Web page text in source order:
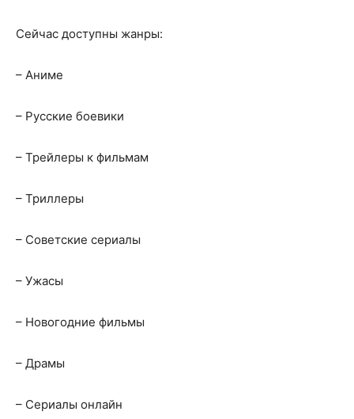
Сейчас доступны жанры:
– Аниме
– Русские боевики
– Трейлеры к фильмам
– Триллеры
– Cоветские сериалы
– Ужасы
– Новогодние фильмы
– Драмы
– Сериалы онлайн